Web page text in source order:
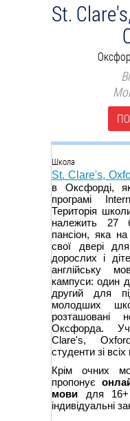
St.
Группа
Школа
St. Clare's,
в Оксфорді,
програмі
Територія
належить 27
пансіон, яка
свої двері
дорослих і
англійську
кампуси: один
другий для
молодших
розташовані
Оксфорда.
Clare's,
студенти зі всіх
Крім очних
пропонує
мови для
індивідуальні